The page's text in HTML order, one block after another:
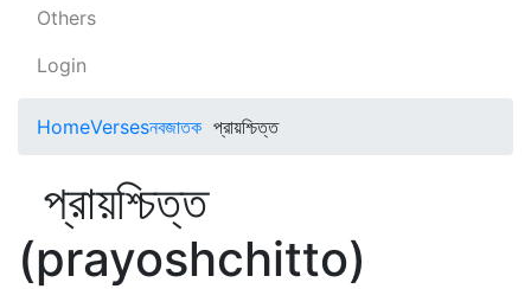
Others
Login
HomeVersesনবজাতক প্রায়শ্চিত্ত
প্রায়শ্চিত্ত
(prayoshchitto)